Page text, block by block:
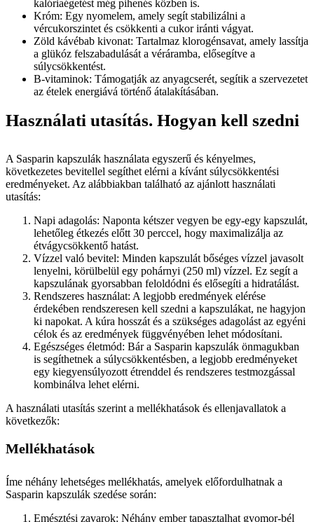
kalóriaégetést még pihenés közben is.
Króm: Egy nyomelem, amely segít stabilizálni a
vércukorszintet és csökkenti a cukor iránti vágyat.
Zöld kávébab kivonat: Tartalmaz klorogénsavat, amely lassítja
a glükóz felszabadulását a véráramba, elősegítve a
súlycsökkentést.
B-vitaminok: Támogatják az anyagcserét, segítik a szervezetet
az ételek energiává történő átalakításában.
Használati utasítás. Hogyan kell szedni
A Sasparin kapszulák használata egyszerű és kényelmes,
következetes bevitellel segíthet elérni a kívánt súlycsökkentési
eredményeket. Az alábbiakban található az ajánlott használati
utasítás:
Napi adagolás: Naponta kétszer vegyen be egy-egy kapszulát,
lehetőleg étkezés előtt 30 perccel, hogy maximalizálja az
étvágycsökkentő hatást.
Vízzel való bevitel: Minden kapszulát bőséges vízzel javasolt
lenyelni, körülbelül egy pohárnyi (250 ml) vízzel. Ez segít a
kapszulának gyorsabban feloldódni és elősegíti a hidratálást.
Rendszeres használat: A legjobb eredmények elérése
érdekében rendszeresen kell szedni a kapszulákat, ne hagyjon
ki napokat. A kúra hosszát és a szükséges adagolást az egyéni
célok és az eredmények függvényében lehet módosítani.
Egészséges életmód: Bár a Sasparin kapszulák önmagukban
is segíthetnek a súlycsökkentésben, a legjobb eredményeket
egy kiegyensúlyozott étrenddel és rendszeres testmozgással
kombinálva lehet elérni.
A használati utasítás szerint a mellékhatások és ellenjavallatok a
következők:
Mellékhatások
Íme néhány lehetséges mellékhatás, amelyek előfordulhatnak a
Sasparin kapszulák szedése során:
Emésztési zavarok: Néhány ember tapasztalhat gyomor-bél